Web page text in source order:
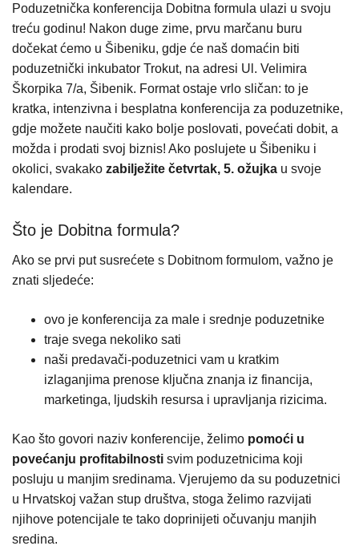
Poduzetnička konferencija Dobitna formula ulazi u svoju
treću godinu! Nakon duge zime, prvu marčanu buru
dočekat ćemo u Šibeniku, gdje će naš domaćin biti
poduzetnički inkubator Trokut, na adresi Ul. Velimira
Škorpika 7/a, Šibenik. Format ostaje vrlo sličan: to je
kratka, intenzivna i besplatna konferencija za poduzetnike,
gdje možete naučiti kako bolje poslovati, povećati dobit, a
možda i prodati svoj biznis! Ako poslujete u Šibeniku i
okolici, svakako zabilježite četvrtak, 5. ožujka u svoje
kalendare.
Što je Dobitna formula?
Ako se prvi put susrećete s Dobitnom formulom, važno je
znati sljedeće:
ovo je konferencija za male i srednje poduzetnike
traje svega nekoliko sati
naši predavači-poduzetnici vam u kratkim
izlaganjima prenose ključna znanja iz financija,
marketinga, ljudskih resursa i upravljanja rizicima.
Kao što govori naziv konferencije, želimo pomoći u
povećanju profitabilnosti svim poduzetnicima koji
posluju u manjim sredinama. Vjerujemo da su poduzetnici
u Hrvatskoj važan stup društva, stoga želimo razvijati
njihove potencijale te tako doprinijeti očuvanju manjih
sredina.